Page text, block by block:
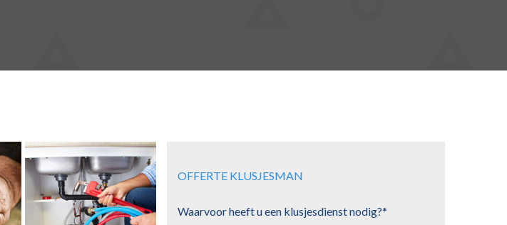
OFFERTE KLUSJESMAN
Waarvoor heeft u een klusjesdienst nodig?*